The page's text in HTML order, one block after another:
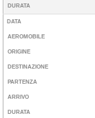
DURATA
DATA
AEROMOBILE
ORIGINE
DESTINAZIONE
PARTENZA
ARRIVO
DURATA